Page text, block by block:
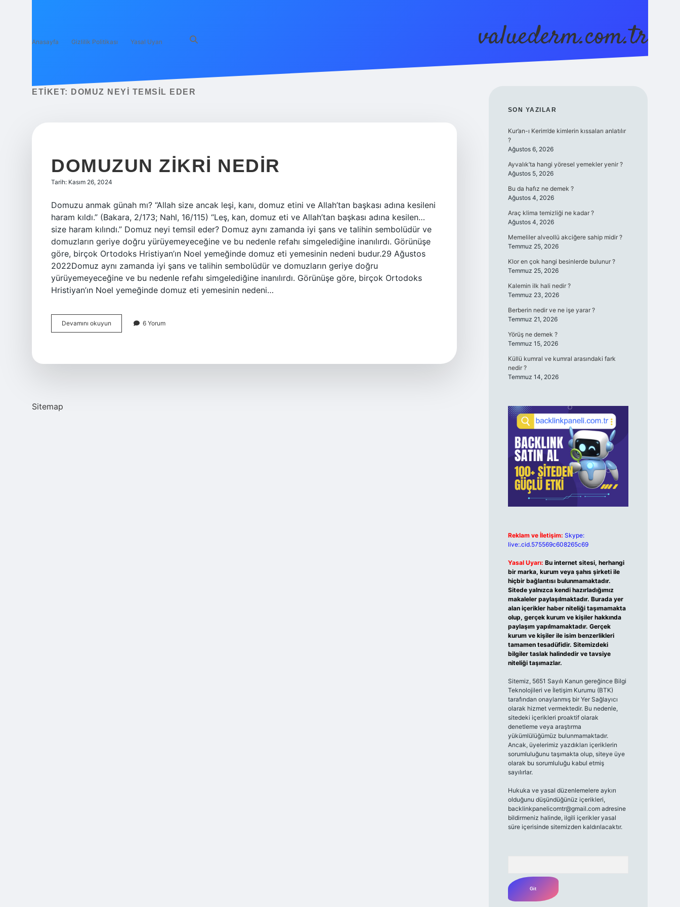
Anasayfa Gizlilik Politikası Yasal Uyarı valuederm.com.tr
ETIKET: DOMUZ NEYI TEMSIL EDER
DOMUZUN ZIKRI NEDIR
Tarih: Kasım 26, 2024
Domuzu anmak günah mı? “Allah size ancak leşi, kanı, domuz etini ve Allah’tan başkası adına kesileni
haram kıldı.” (Bakara, 2/173; Nahl, 16/115) “Leş, kan, domuz eti ve Allah’tan başkası adına kesilen…
size haram kılındı.” Domuz neyi temsil eder? Domuz aynı zamanda iyi şans ve talihin sembolüdür ve
domuzların geriye doğru yürüyemeyeceğine ve bu nedenle refahı simgelediğine inanılırdı. Görünüşe
göre, birçok Ortodoks Hristiyan’ın Noel yemeğinde domuz eti yemesinin nedeni budur.29 Ağustos
2022Domuz aynı zamanda iyi şans ve talihin sembolüdür ve domuzların geriye doğru
yürüyemeyeceğine ve bu nedenle refahı simgelediğine inanılırdı. Görünüşe göre, birçok Ortodoks
Hristiyan’ın Noel yemeğinde domuz eti yemesinin nedeni…
Devamını okuyun Domuzun
Zikri
6 Yorum
Sitemap
SIDEBAR
SON YAZILAR
Kur’an-ı Kerim’de kimlerin kıssaları anlatılır
?
Ağustos 6, 2026
Ayvalık’ta hangi yöresel yemekler yenir ?
Ağustos 5, 2026
Bu da hafız ne demek ?
Ağustos 4, 2026
Araç klima temizliği ne kadar ?
Ağustos 4, 2026
Memeliler alveollü akciğere sahip midir ?
Temmuz 25, 2026
Klor en çok hangi besinlerde bulunur ?
Temmuz 25, 2026
Kalemin ilk hali nedir ?
Temmuz 23, 2026
Berberin nedir ve ne işe yarar ?
Temmuz 21, 2026
Yörüş ne demek ?
Temmuz 15, 2026
Küllü kumral ve kumral arasındaki fark
nedir ?
Temmuz 14, 2026
Reklam ve İletişim: Skype:
live:.cid.575569c608265c69
Yasal Uyarı: Bu internet sitesi, herhangi
bir marka, kurum veya şahıs şirketi ile
hiçbir bağlantısı bulunmamaktadır.
Sitede yalnızca kendi hazırladığımız
makaleler paylaşılmaktadır. Burada yer
alan içerikler haber niteliği taşımamakta
olup, gerçek kurum ve kişiler hakkında
paylaşım yapılmamaktadır. Gerçek
kurum ve kişiler ile isim benzerlikleri
tamamen tesadüfidir. Sitemizdeki
bilgiler taslak halindedir ve tavsiye
niteliği taşımazlar.
Sitemiz, 5651 Sayılı Kanun gereğince Bilgi
Teknolojileri ve İletişim Kurumu (BTK)
tarafından onaylanmış bir Yer Sağlayıcı
olarak hizmet vermektedir. Bu nedenle,
sitedeki içerikleri proaktif olarak
denetleme veya araştırma
yükümlülüğümüz bulunmamaktadır.
Ancak, üyelerimiz yazdıkları içeriklerin
sorumluluğunu taşımakta olup, siteye üye
olarak bu sorumluluğu kabul etmiş
sayılırlar.
Hukuka ve yasal düzenlemelere aykırı
olduğunu düşündüğünüz içerikleri,
backlinkpanelicomtr@gmail.comadresine
bildirmeniz halinde, ilgili içerikler yasal
süre içerisinde sitemizden kaldırılacaktır.